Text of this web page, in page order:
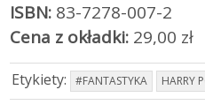
ISBN: 83-7278-007-2
Cena z okładki: 29,00 zł
Etykiety: #FANTASTYKA HARRY